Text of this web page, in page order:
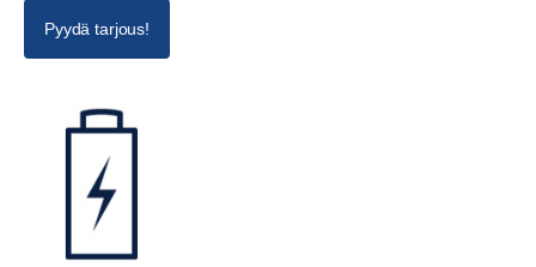
Pyydä tarjous!